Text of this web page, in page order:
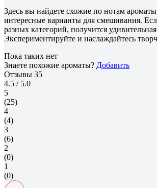
Здесь вы найдете схожие по нотам
интересные варианты для смешивания.
разных категорий, получится
Экспериментируйте и наслаждайтесь
Пока таких нет
Знаете похожие ароматы? Добавить
Отзывы 35
4.5 / 5.0
5
(25)
4
(4)
3
(6)
2
(0)
1
(0)